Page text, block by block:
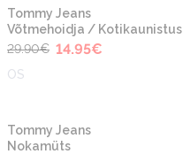
Tommy Jeans
Võtmehoidja / Kotikaunistus
29.90€ 14.95€
OS
Tommy Jeans
Nokamüts